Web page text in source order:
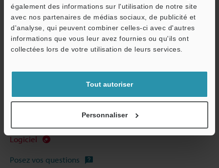
également des informations sur l'utilisation de notre site
avec nos partenaires de médias sociaux, de publicité et
d'analyse, qui peuvent combiner celles-ci avec d'autres
informations que vous leur avez fournies ou qu'ils ont
collectées lors de votre utilisation de leurs services.
Tout autoriser
Personnaliser
Télécharger le catalogue
Fiche technique (PDF)
CAO / CAE
Logiciel
Posez vos questions